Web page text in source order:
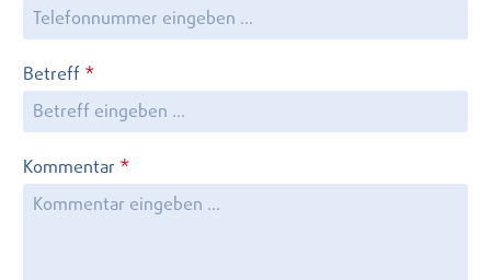
Betreff *
Kommentar *